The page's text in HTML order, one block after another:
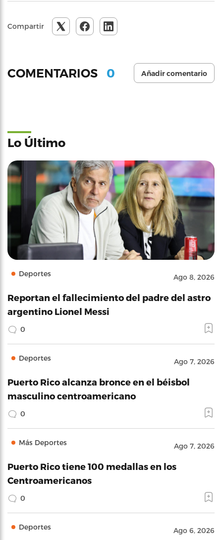
Compartir
COMENTARIOS 0 Añadir comentario
Lo Último
Deportes Ago 8, 2026
Reportan el fallecimiento del padre del astro
argentino Lionel Messi
0
Deportes Ago 7, 2026
Puerto Rico alcanza bronce en el béisbol
masculino centroamericano
0
Más Deportes Ago 7, 2026
Puerto Rico tiene 100 medallas en los
Centroamericanos
0
Deportes Ago 6, 2026